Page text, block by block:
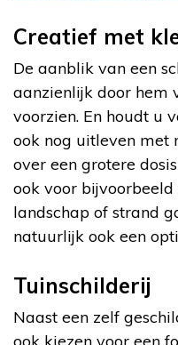
Creatief met
De aanblik van een
aanzienlijk door hem
voorzien. En houdt u
ook nog uitleven met
over een grotere
ook voor
landschap of strand
natuurlijk ook een
Tuinschilderij
Naast een zelf
ook kiezen voor een